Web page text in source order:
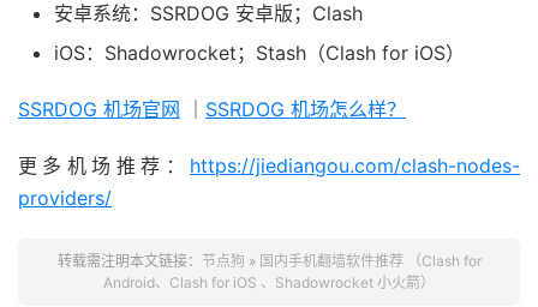
安卓系统：SSRDOG 安卓版；Clash
iOS：Shadowrocket；Stash（Clash for iOS）
SSRDOG 机场官网 SSRDOG 机场怎么样？
更多机场推荐： https://jiediangou.com/clash-nodes-
providers/
转载需注明本文链接： 节点狗 » 国内手机翻墙软件推荐 （Clash for
Android、Clash for iOS 、Shadowrocket 小火箭）